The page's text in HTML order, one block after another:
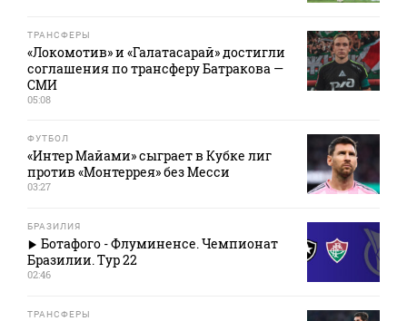
ТРАНСФЕРЫ
«Локомотив» и «Галатасарай» достигли
соглашения по трансферу Батракова —
СМИ
05:08
ФУТБОЛ
«Интер Майами» сыграет в Кубке лиг
против «Монтеррея» без Месси
03:27
БРАЗИЛИЯ
Ботафого - Флуминенсе. Чемпионат
Бразилии. Тур 22
02:46
ТРАНСФЕРЫ